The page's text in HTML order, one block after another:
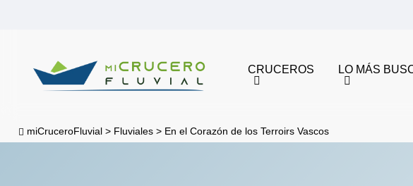
content
CRUCEROS LO MÁS
miCruceroFluvial > Fluviales> En el Corazón de los Terroirs Vascos